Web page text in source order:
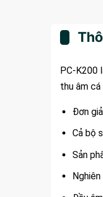
PC-K200
thu âm cá
Đơn
Cả bộ
Sản